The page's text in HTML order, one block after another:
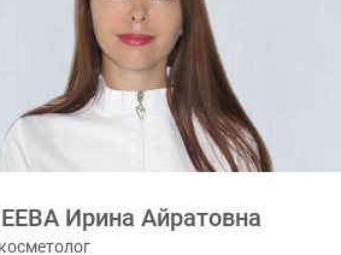
Ирина Айратовна